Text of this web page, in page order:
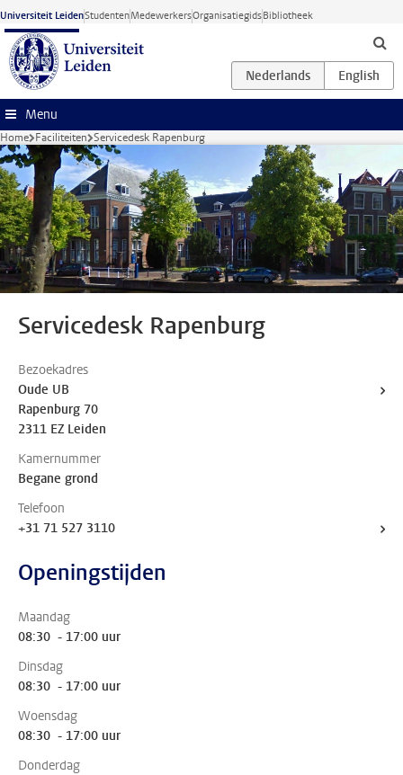
Ga naar hoofdinhoud
Universiteit LeidenStudentenMedewerkersOrganisatiegidsBibliotheek
Menu
Home Faciliteiten Servicedesk Rapenburg
Servicedesk Rapenburg
Bezoekadres
Oude UB
Rapenburg 70
2311 EZ Leiden
Kamernummer
Begane grond
Telefoon
+31 71 527 3110
Openingstijden
Maandag
08:30 - 17:00 uur
Dinsdag
08:30 - 17:00 uur
Woensdag
08:30 - 17:00 uur
Donderdag